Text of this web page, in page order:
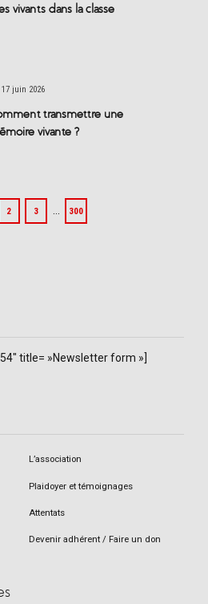
vivants dans la classe
17 juin 2026
transmettre une
vivante ?
2 3 … 300
title= »Newsletter form »]
L’association
Plaidoyer et témoignages
Attentats
Devenir adhérent / Faire un don